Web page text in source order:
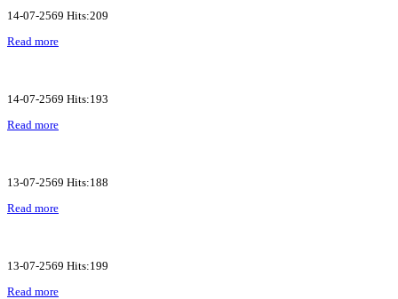
14-07-2569 Hits:209
Read more
14-07-2569 Hits:193
Read more
13-07-2569 Hits:188
Read more
13-07-2569 Hits:199
Read more